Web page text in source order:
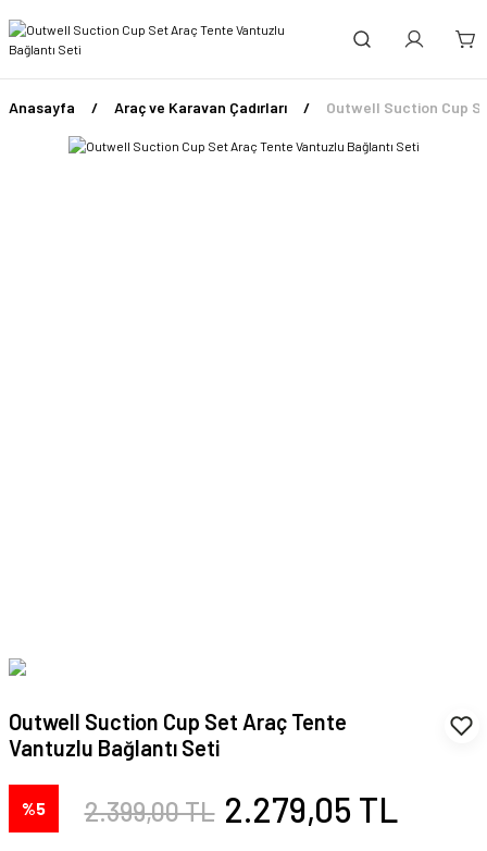
Anasayfa Araç ve Karavan Çadırları Outwell Suction Cup
Outwell Suction Cup Set Araç Tente
Vantuzlu Bağlantı Seti
%5 2.399,00 TL 2.279,05 TL